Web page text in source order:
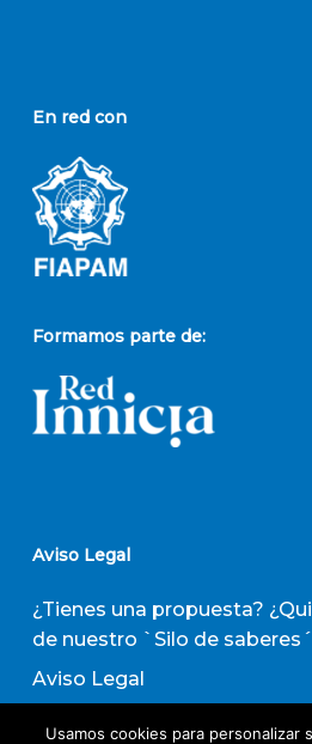
En red con
Formamos parte de:
Aviso Legal
¿Tienes una propuesta?
de nuestro `Silo de
Aviso Legal
Usamos cookies para personalizar